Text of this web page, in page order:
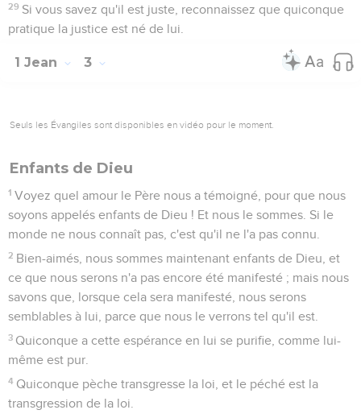
29 Si vous savez qu'il est juste, reconnaissez que quiconque
pratique la justice est né de lui.
1 Jean 3
Seuls les Évangiles sont disponibles en vidéo pour le moment.
Enfants de Dieu
1 Voyez quel amour le Père nous a témoigné, pour que nous
soyons appelés enfants de Dieu ! Et nous le sommes. Si le
monde ne nous connaît pas, c'est qu'il ne l'a pas connu.
2 Bien-aimés, nous sommes maintenant enfants de Dieu, et
ce que nous serons n'a pas encore été manifesté ; mais nous
savons que, lorsque cela sera manifesté, nous serons
semblables à lui, parce que nous le verrons tel qu'il est.
3 Quiconque a cette espérance en lui se purifie, comme lui-
même est pur.
4 Quiconque pèche transgresse la loi, et le péché est la
transgression de la loi.